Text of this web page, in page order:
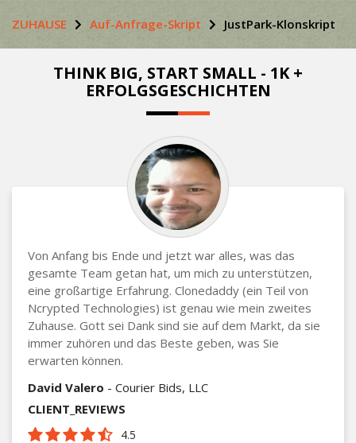
ZUHAUSE Auf-Anfrage-Skript JustPark-Klonskript
THINK BIG, START SMALL - 1K +
ERFOLGSGESCHICHTEN
Von Anfang bis Ende und jetzt war alles, was das
gesamte Team getan hat, um mich zu unterstützen,
eine großartige Erfahrung. Clonedaddy (ein Teil von
Ncrypted Technologies) ist genau wie mein zweites
Zuhause. Gott sei Dank sind sie auf dem Markt, da sie
immer zuhören und das Beste geben, was Sie
erwarten können.
David Valero - Courier Bids, LLC
CLIENT_REVIEWS
4.5